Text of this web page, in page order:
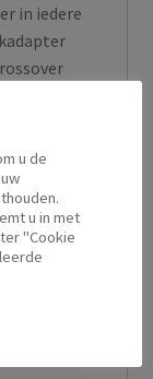
in iedere
u de
u in met
"Cookie